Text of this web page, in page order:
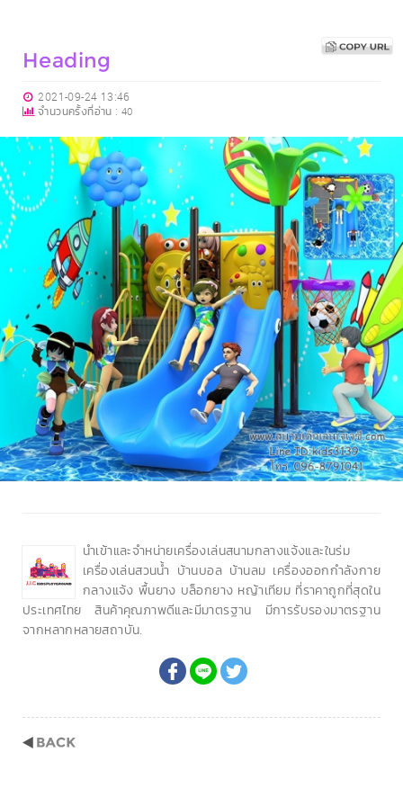
Heading
2021-09-24 13:46
จำนวนครั้งที่อ่าน : 40
นำเข้าและจำหน่ายเครื่องเล่นสนามกลางแจ้งและในร่ม
เครื่องเล่นสวนน้ำ บ้านบอล บ้านลม เครื่องออกกำลังกาย
กลางแจ้ง พื้นยาง บล็อกยาง หญ้าเทียม ที่ราคาถูกที่สุดใน
ประเทศไทย สินค้าคุณภาพดีและมีมาตรฐาน มีการรับรองมาตรฐาน
จากหลากหลายสถาบัน.